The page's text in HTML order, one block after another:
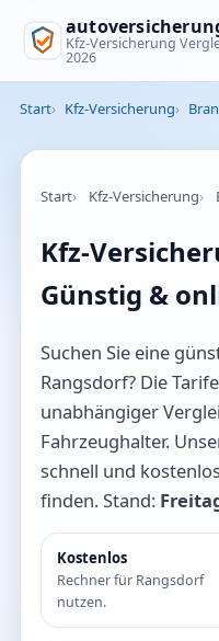
Kfz-Versicherung
2026
Start Kfz-Versicherung
Start Kfz-Versicherung
Kfz-
Günstig &
Suchen Sie eine
Rangsdorf? Die
unabhängiger
Fahrzeughalter.
schnell und
finden. Stand:
Kostenlos
Rechner für Rangsdorf
nutzen.